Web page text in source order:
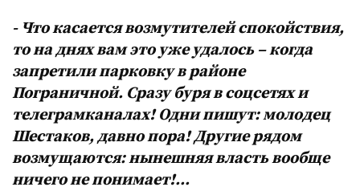
- Что касается возмутителей спокойствия,
то на днях вам это уже удалось – когда
запретили парковку в районе
Пограничной. Сразу буря в соцсетях и
телеграмканалах! Одни пишут: молодец
Шестаков, давно пора! Другие рядом
возмущаются: нынешняя власть вообще
ничего не понимает!...